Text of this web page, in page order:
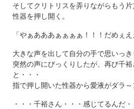
そしてクリトリスを弄りながらもう
性器を押し開く。
「やぁあああぁぁぁぁ！！！だめぇえ
大きな声を出して自分の手で思いっき
突然の声にびっくりしたが、再び千
と・・・
指で押し開いた性器から愛液がダラ～
・・・千裕さん・・・感じてるんだ・